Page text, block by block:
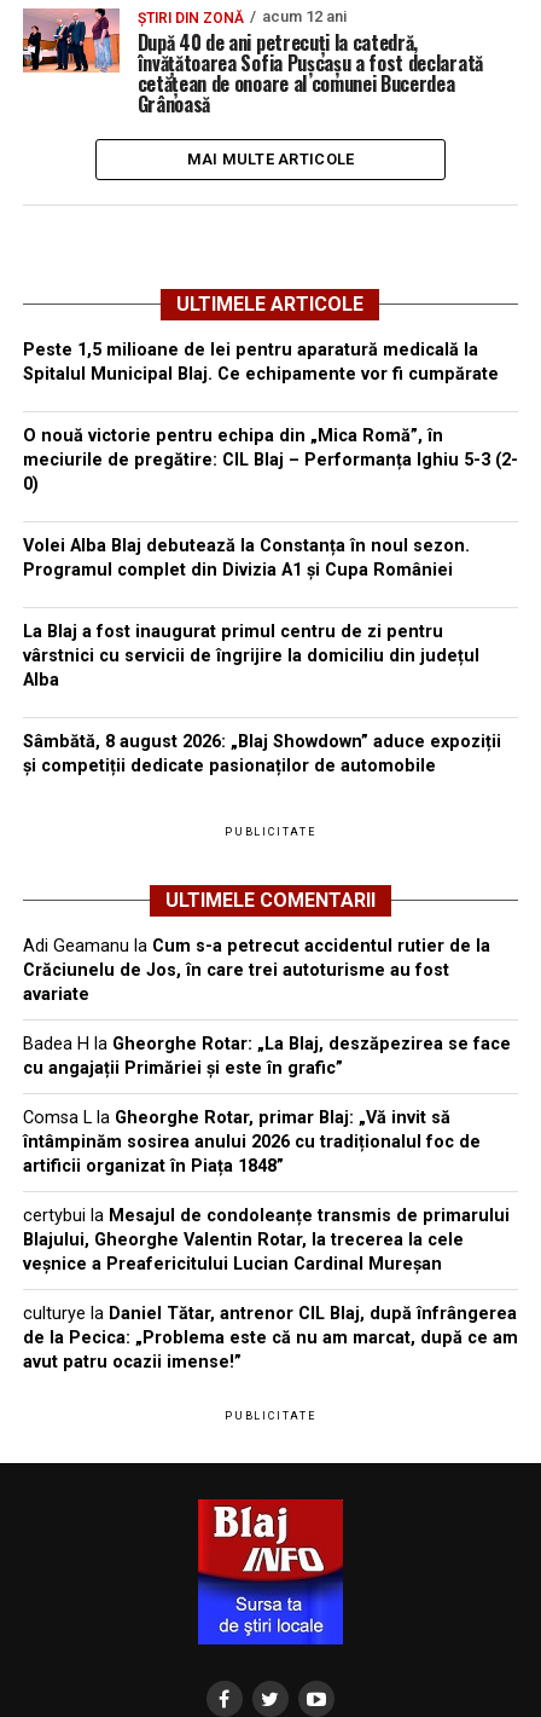
ȘTIRI DIN ZONĂ acum 12 ani
După 40 de ani petrecuţi la catedră,
învăţătoarea Sofia Puşcaşu a fost declarată
cetăţean de onoare al comunei Bucerdea
Grânoasă
MAI MULTE ARTICOLE
ULTIMELE ARTICOLE
Peste 1,5 milioane de lei pentru aparatură medicală la
Spitalul Municipal Blaj. Ce echipamente vor fi cumpărate
O nouă victorie pentru echipa din „Mica Romă”, în
meciurile de pregătire: CIL Blaj – Performanța Ighiu 5-3 (2-
0)
Volei Alba Blaj debutează la Constanța în noul sezon.
Programul complet din Divizia A1 și Cupa României
La Blaj a fost inaugurat primul centru de zi pentru
vârstnici cu servicii de îngrijire la domiciliu din județul
Alba
Sâmbătă, 8 august 2026: „Blaj Showdown” aduce expoziții
și competiții dedicate pasionaților de automobile
PUBLICITATE
ULTIMELE COMENTARII
Adi Geamanu la Cum s-a petrecut accidentul rutier de la
Crăciunelu de Jos, în care trei autoturisme au fost
avariate
Badea H la Gheorghe Rotar: „La Blaj, deszăpezirea se face
cu angajații Primăriei și este în grafic”
Comsa Lla Gheorghe Rotar, primar Blaj: „Vă invit să
întâmpinăm sosirea anului 2026 cu tradiționalul foc de
artificii organizat în Piața 1848”
certybui la Mesajul de condoleanțe transmis de primarului
Blajului, Gheorghe Valentin Rotar, la trecerea la cele
veșnice a Preafericitului Lucian Cardinal Mureșan
culturye la Daniel Tătar, antrenor CIL Blaj, după înfrângerea
de la Pecica: „Problema este că nu am marcat, după ce am
avut patru ocazii imense!”
PUBLICITATE